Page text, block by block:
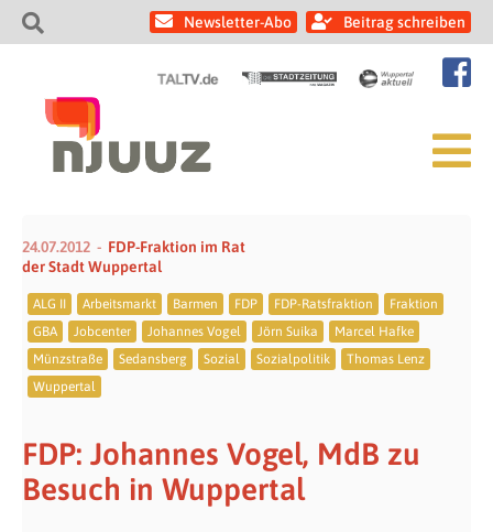
Newsletter-Abo Beitrag schreiben
24.07.2012
FDP-Fraktion im Rat
der Stadt Wuppertal
ALG II Arbeitsmarkt Barmen FDP FDP-Ratsfraktion
Fraktion
GBA
Jobcenter Johannes Vogel Jörn Suika
Marcel Hafke
Münzstraße
Sedansberg Sozial Sozialpolitik
Thomas Lenz
Wuppertal
FDP: Johannes Vogel, MdB zu
Besuch in Wuppertal